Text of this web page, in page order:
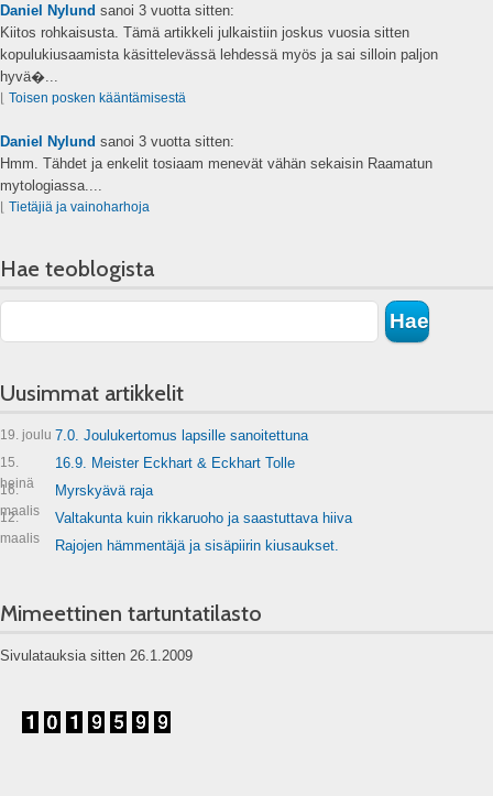
Daniel Nylund sanoi 3 vuotta sitten:
Kiitos rohkaisusta. Tämä artikkeli julkaistiin joskus vuosia sitten
kopulukiusaamista käsittelevässä lehdessä myös ja sai silloin paljon
hyvä�...
⌊ Toisen posken kääntämisestä
Daniel Nylund sanoi 3 vuotta sitten:
Hmm. Tähdet ja enkelit tosiaam menevät vähän sekaisin Raamatun
mytologiassa....
⌊ Tietäjiä ja vainoharhoja
Hae teoblogista
Uusimmat artikkelit
19. joulu 7.0. Joulukertomus lapsille sanoitettuna
15.
heinä
16.9. Meister Eckhart & Eckhart Tolle
16.
maalis
Myrskyävä raja
12.
maalis
Valtakunta kuin rikkaruoho ja saastuttava hiiva
Rajojen hämmentäjä ja sisäpiirin kiusaukset.
Mimeettinen tartuntatilasto
Sivulatauksia sitten 26.1.2009